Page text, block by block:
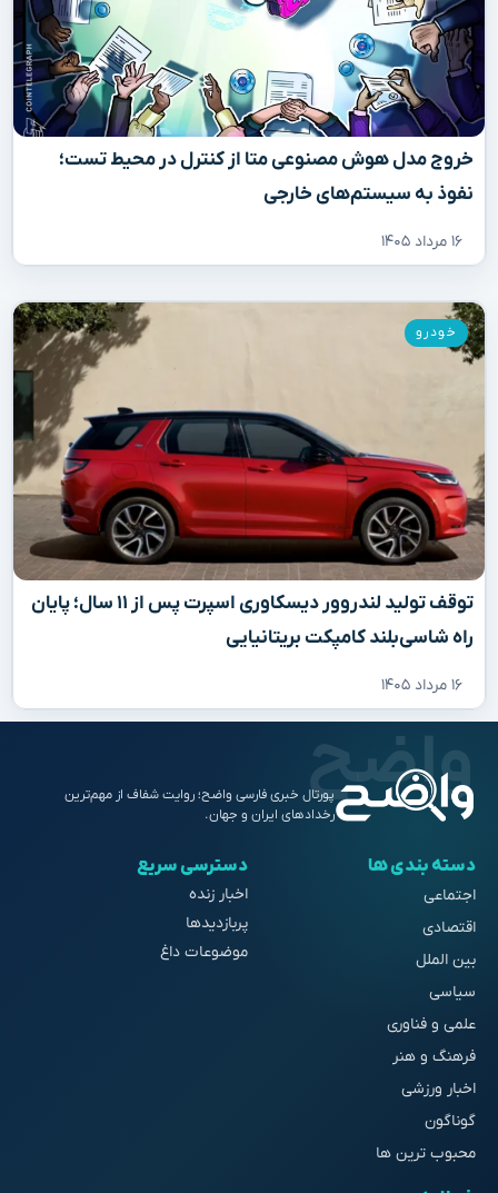
خروج مدل هوش مصنوعی متا از کنترل در محیط تست؛
نفوذ به سیستم‌های خارجی
۱۶ مرداد ۱۴۰۵
توقف تولید لندروور دیسکاوری اسپرت پس از ۱۱ سال؛ پایان
راه شاسی‌بلند کامپکت بریتانیایی
۱۶ مرداد ۱۴۰۵
خودرو
پورتال خبری فارسی واضح؛ روایت شفاف از مهم‌ترین
رخدادهای ایران و جهان.
دسته بندی ها
اجتماعی
اقتصادی
بین الملل
سیاسی
علمی و فناوری
فرهنگ و هنر
اخبار ورزشی
گوناگون
محبوب ترین ها
دسترسی سریع
اخبار زنده
پربازدیدها
موضوعات داغ